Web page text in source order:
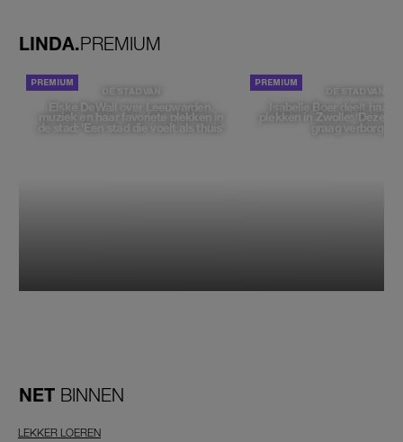
LINDA.PREMIUM
DE STAD VAN
Elske DeWall over Leeuwarden,
muziek en haar favoriete plekken in
de stad: 'Een stad die voelt als thuis'
DE STAD VAN
Isabelle Boer deelt haar
plekken in Zwolle: 'Deze
graag verborgen'
NET BINNEN
LEKKER LOEREN